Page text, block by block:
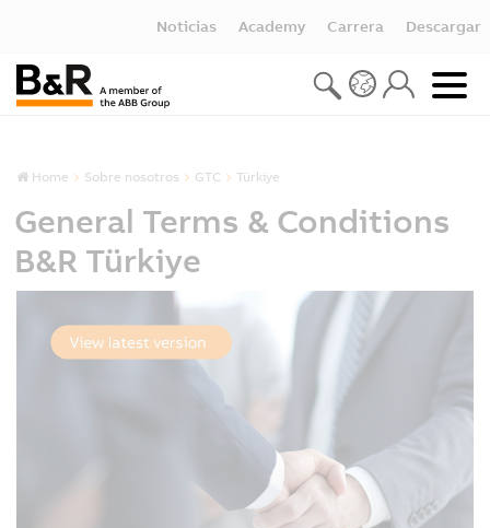
Noticias Academy Carrera Descargar
Home Sobre nosotros GTC Türkiye
General Terms & Conditions
B&R Türkiye